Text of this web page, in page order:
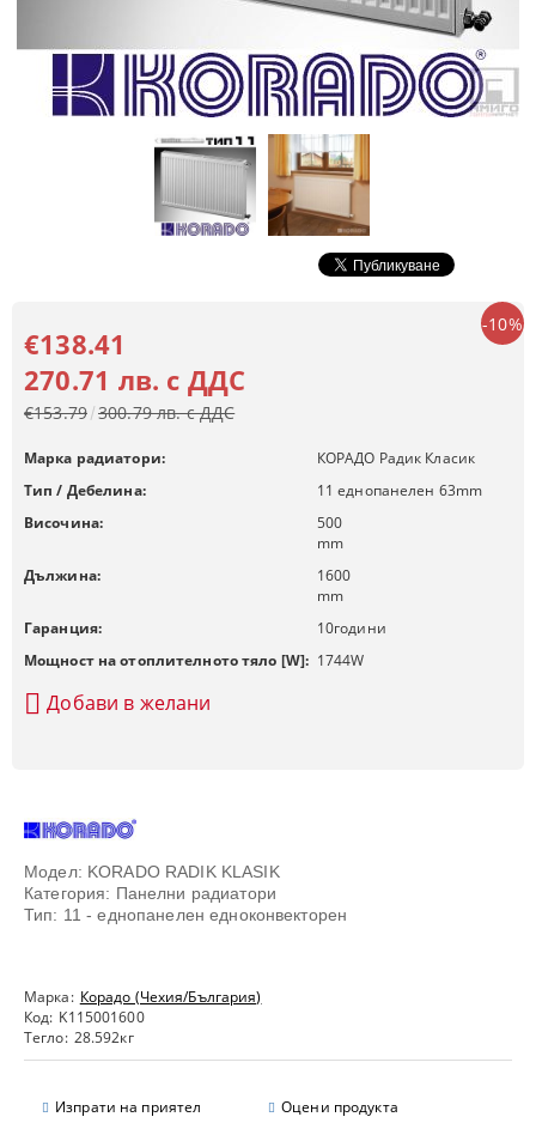
Модел: KORADO RADIK KLASIK
Категория: Панелни радиатори
Тип: 11 - еднопанелен едноконвекторен
Марка: Корадо (Чехия/България)
Код: K115001600
Тегло: 28.592кг
Изпрати на приятел
Оцени продукта
-10%
€138.41
270.71 лв. с ДДС
€153.79 300.79 лв. с ДДС
Марка радиатори:
КОРАДО Радик Класик
Тип / Дебелина:
11 еднопанелен 63mm
Височина:
500
mm
Дължина:
1600
mm
Гаранция:
10години
Мощност на отоплителното тяло [W]: 1744W
Добави в желани